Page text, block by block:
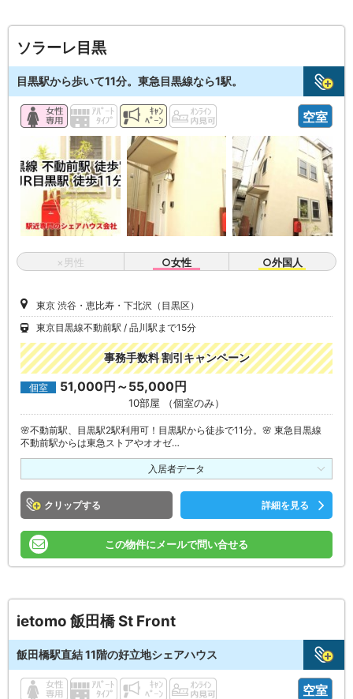
ソラーレ目黒
目黒駅から歩いて11分。東急目黒線なら1駅。
空室
×男性 ○女性 ○外国人
東京 渋谷・恵比寿・下北沢（目黒区）
東京目黒線不動前駅
品川駅まで15分
事務手数料 割引キャンペーン
個室 51,000円～55,000円
10部屋 （個室のみ）
🌸不動前駅、目黒駅2駅利用可！目黒駅から徒歩で11分。🌸 東急目黒線
不動前駅からは東急ストアやオオゼ…
入居者データ
クリップ 詳細を見る
この物件にメールで問い合せる
ietomo 飯田橋 St Front
飯田橋駅直結 11階の好立地シェアハウス
空室